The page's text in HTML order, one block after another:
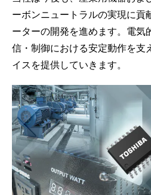
ーボンニュートラルの実現に貢
ーターの開発を進めます。電気
信・制御における安定動作を支
イスを提供していきます。